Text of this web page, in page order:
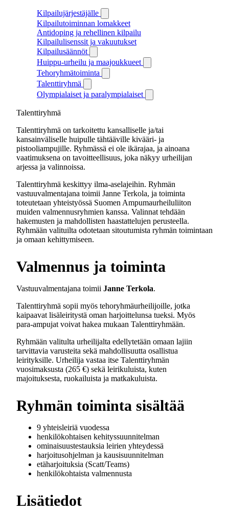
Kilpailujärjestäjälle
Kilpailutoiminnan lomakkeet
Antidoping ja rehellinen kilpailu
Kilpailulisenssit ja vakuutukset
Kilpailusäännöt
Huippu-urheilu ja maajoukkueet
Tehoryhmätoiminta
Talenttiryhmä
Olympialaiset ja paralympialaiset
Talenttiryhmä
Talenttiryhmä on tarkoitettu kansalliselle ja/tai
kansainväliselle huipulle tähtääville kivääri- ja
pistooliampujille. Ryhmässä ei ole ikärajaa, ja ainoana
vaatimuksena on tavoitteellisuus, joka näkyy urheilijan
arjessa ja valinnoissa.
Talenttiryhmä keskittyy ilma-aselajeihin. Ryhmän
vastuuvalmentajana toimii Janne Terkola, ja toiminta
toteutetaan yhteistyössä Suomen Ampumaurheiluliiton
muiden valmennusryhmien kanssa. Valinnat tehdään
hakemusten ja mahdollisten haastattelujen perusteella.
Ryhmään valituilta odotetaan sitoutumista ryhmän toimintaan
ja omaan kehittymiseen.
Valmennus ja toiminta
Vastuuvalmentajana toimii Janne Terkola.
Talenttiryhmä sopii myös tehoryhmäurheilijoille, jotka
kaipaavat lisäleiritystä oman harjoittelunsa tueksi. Myös
para-ampujat voivat hakea mukaan Talenttiryhmään.
Ryhmään valitulta urheilijalta edellytetään omaan lajiin
tarvittavia varusteita sekä mahdollisuutta osallistua
leirityksille. Urheilija vastaa itse Talenttiryhmän
vuosimaksusta (265 €) sekä leirikuluista, kuten
majoituksesta, ruokailuista ja matkakuluista.
Ryhmän toiminta sisältää
9 yhteisleiriä vuodessa
henkilökohtaisen kehityssuunnitelman
ominaisuustestauksia leirien yhteydessä
harjoitusohjelman ja kausisuunnitelman
etäharjoituksia (Scatt/Teams)
henkilökohtaista valmennusta
Lisätiedot